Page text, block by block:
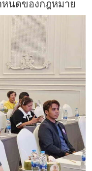
หนดของกฎหมาย